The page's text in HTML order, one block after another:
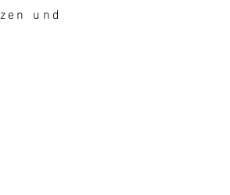
und